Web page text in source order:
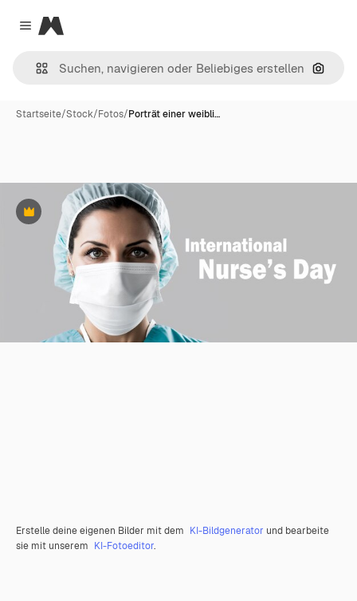
Close menu
Magnific
Nach
Startseite/Stock/Fotos/Porträt einer weibli…
Premium
Erstelle deine eigenen Bilder mit dem KI-Bildgenerator und bearbeite
sie mit unserem KI-Fotoeditor.